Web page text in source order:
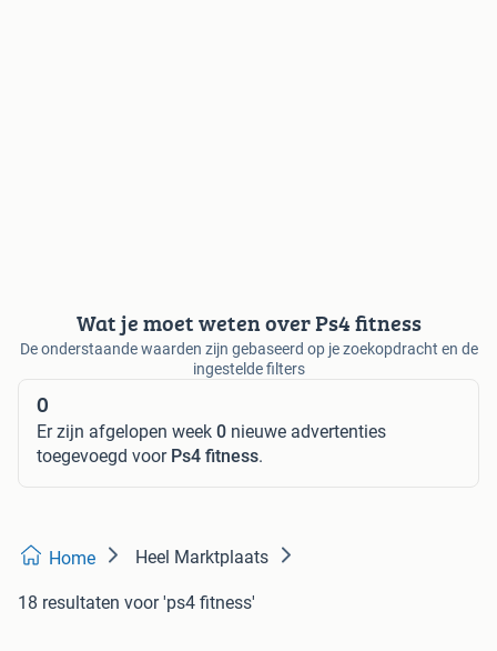
Wat je moet weten over Ps4 fitness
De onderstaande waarden zijn gebaseerd op je zoekopdracht en de
ingestelde filters
0
Er zijn afgelopen week 0 nieuwe advertenties
toegevoegd voor Ps4 fitness.
Home Heel Marktplaats
18 resultaten voor 'ps4 fitness'